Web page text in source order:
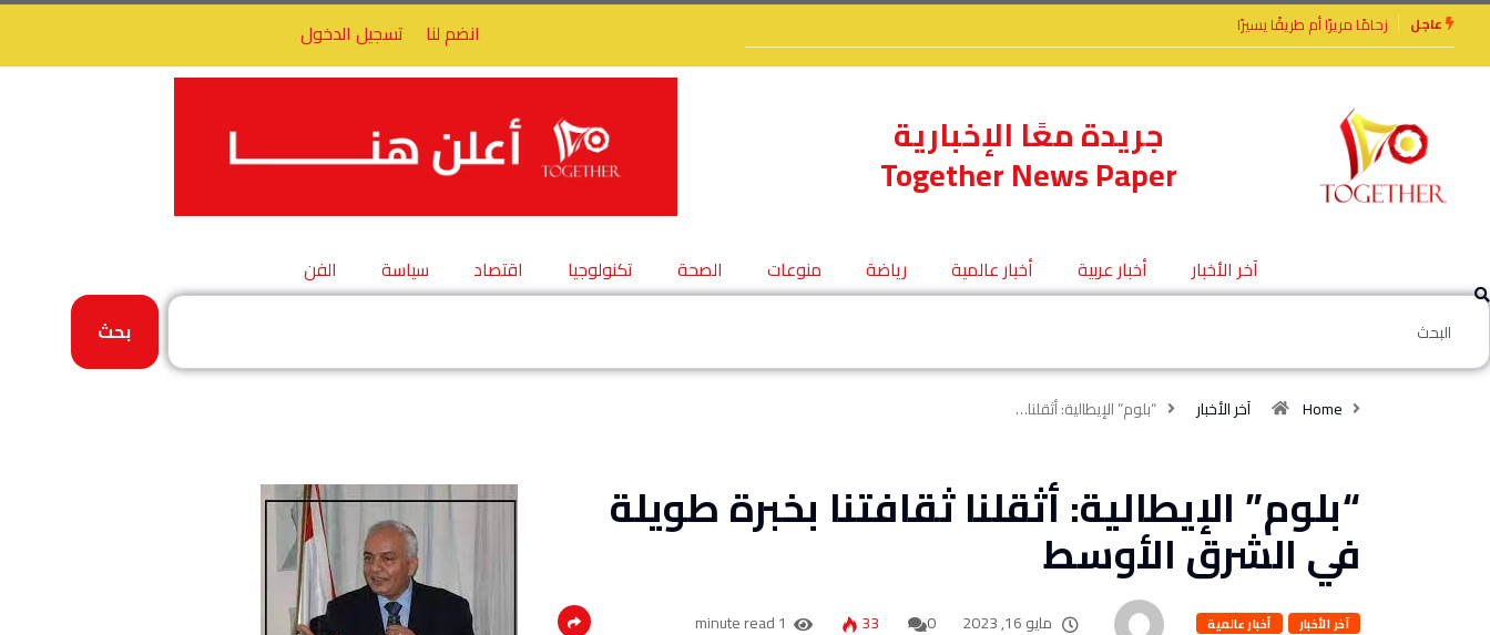
عاجل الأخوة الأعداء وحتمًا لابد من لقاء انضم لنا تسجيل الدخول
جريدة معًا الإخبارية
Together News Paper
آخر الأخبار أخبار عربية أخبار عالمية رياضة منوعات الصحة تكنولوجيا اقتصاد سياسة
الفن
بحث
Home آخر الأخبار “بلوم” الإيطالية: أثقلنا…
“بلوم” الإيطالية: أثقلنا ثقافتنا بخبرة طويلة
في الشرق الأوسط
آخر الأخبار أخبار عالمية مايو 16, 2023 0
33
1 minute read